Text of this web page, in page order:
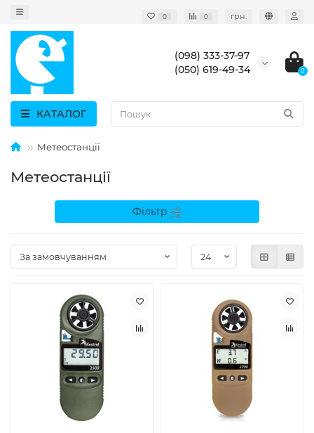
0 0 грн.
(098) 333-37-97
(050) 619-49-34
0
КАТАЛОГ
Метеостанції
Метеостанції
Фільтр